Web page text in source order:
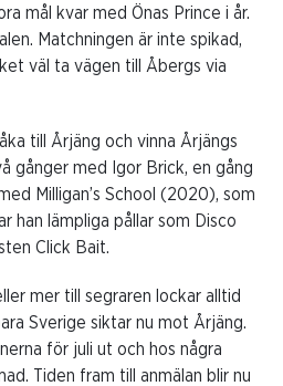
mål kvar med Önas Prince i år.
Matchningen är inte spikad,
väl ta vägen till Åbergs via
till Årjäng och vinna Årjängs
gånger med Igor Brick, en gång
Milligan’s School (2020), som
han lämpliga pållar som Disco
Click Bait.
mer till segraren lockar alltid
Sverige siktar nu mot Årjäng.
för juli ut och hos några
Tiden fram till anmälan blir nu